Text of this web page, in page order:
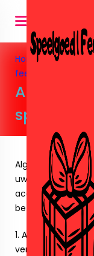
Home »
feestartikelen
Algemene
uw bestelling te
accoord gaat
1. Alle genoemde
verzendkosten.